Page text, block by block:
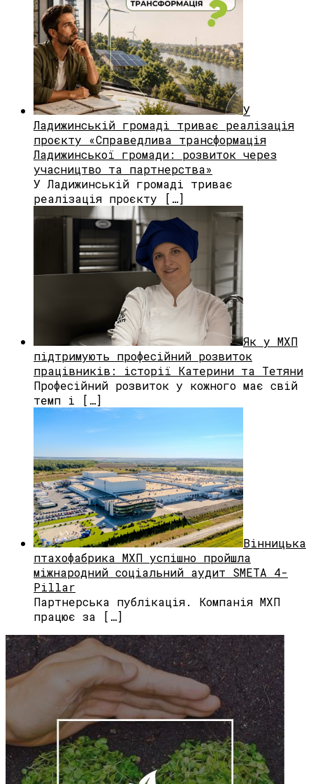
У
Ладижинській громаді триває реалізація
проєкту «Справедлива трансформація
Ладижинської громади: розвиток через
учасництво та партнерства»
У Ладижинській громаді триває
реалізація проєкту […]
Як у МХП
підтримують професійний розвиток
працівників: історії Катерини та Тетяни
Професійний розвиток у кожного має свій
темп і […]
Вінницька
птахофабрика МХП успішно пройшла
міжнародний соціальний аудит SMETA 4-
Pillar
Партнерська публікація. Компанія МХП
працює за […]